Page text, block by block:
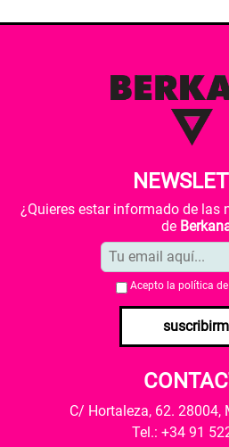
¿Quieres estar informado de las
de
Acepto la política
C/ Hortaleza, 62. 28004,
Tel.: +34 91